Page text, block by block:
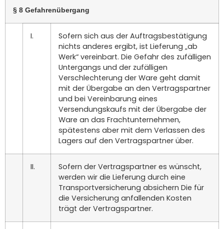
§ 8 Gefahrenübergang
I.
Sofern sich aus der Auftragsbestätigung
nichts anderes ergibt, ist Lieferung „ab
Werk“ vereinbart. Die Gefahr des zufälligen
Untergangs und der zufälligen
Verschlechterung der Ware geht damit
mit der Übergabe an den Vertragspartner
und bei Vereinbarung eines
Versendungskaufs mit der Übergabe der
Ware an das Frachtunternehmen,
spätestens aber mit dem Verlassen des
Lagers auf den Vertragspartner über.
II.
Sofern der Vertragspartner es wünscht,
werden wir die Lieferung durch eine
Transportversicherung absichern Die für
die Versicherung anfallenden Kosten
trägt der Vertragspartner.